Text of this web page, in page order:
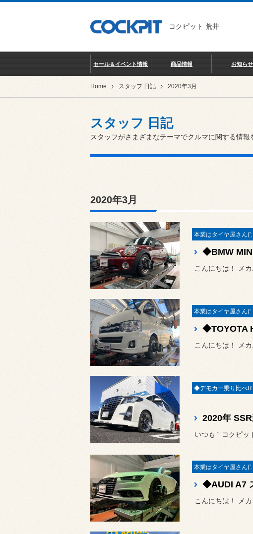
コクピット 荒井
セール＆イベント情報 商品情報 お知らせ
Home スタッフ 日記 2020年3月
スタッフ 日記
スタッフがさまざまなテーマでクルマに関する情報
2020年3月
本業
こんにちは！ メ
本業
こんにちは！ メ
◆
いつも “ コクピッ
本業
こんにちは！ メ